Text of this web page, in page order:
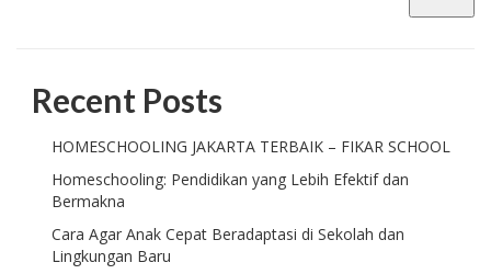
Recent Posts
HOMESCHOOLING JAKARTA TERBAIK – FIKAR SCHOOL
Homeschooling: Pendidikan yang Lebih Efektif dan
Bermakna
Cara Agar Anak Cepat Beradaptasi di Sekolah dan
Lingkungan Baru